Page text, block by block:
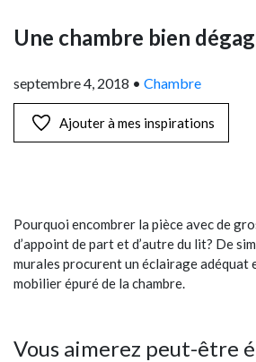
Une chambre bien
septembre 4, 2018 • Chambre
Ajouter à mes inspirations
Pourquoi encombrer la pièce avec de
d’appoint de part et d’autre du lit? De
murales procurent un éclairage adéquat
mobilier épuré de la chambre.
Vous aimerez peut-être